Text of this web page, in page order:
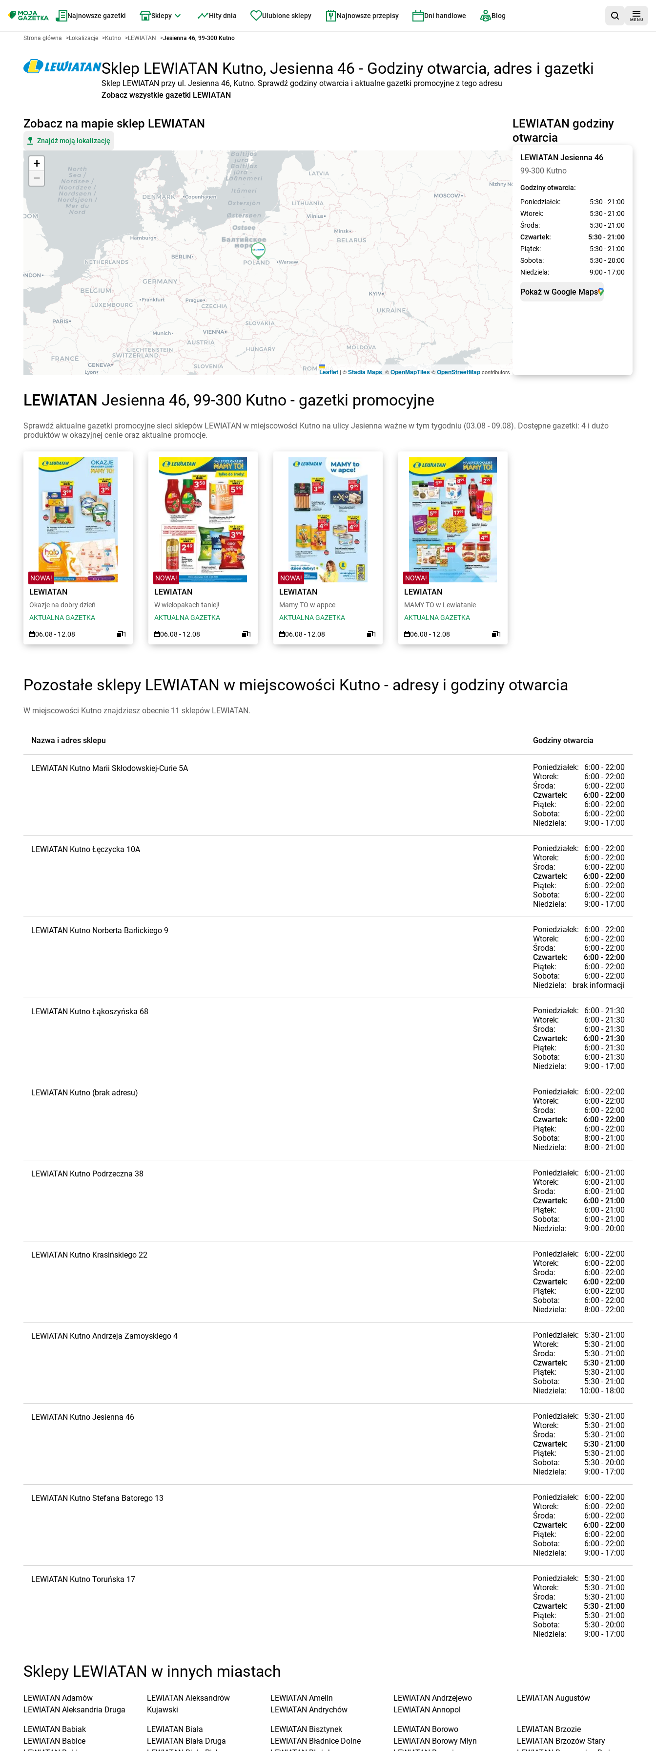
Najnowsze gazetki Sklepy Hity dnia Ulubione sklepy Najnowsze przepisy Dni handlowe Blog
MENU
Strona główna >Lokalizacje >Kutno >LEWIATAN >Jesienna 46, 99-300 Kutno
Sklep LEWIATAN Kutno, Jesienna 46 - Godziny otwarcia, adres i gazetki
Sklep LEWIATAN przy ul. Jesienna 46, Kutno. Sprawdź godziny otwarcia i aktualne gazetki promocyjne z tego adresu
Zobacz wszystkie gazetki LEWIATAN
LEWIATAN godziny
otwarcia
LEWIATAN Jesienna 46
99-300 Kutno
Godziny otwarcia:
Poniedziałek:
5:30 - 21:00
Wtorek:
5:30 - 21:00
Środa:
5:30 - 21:00
Czwartek:
5:30 - 21:00
Piątek:
5:30 - 21:00
Sobota:
5:30 - 20:00
Niedziela:
9:00 - 17:00
Pokaż w Google Maps
Zobacz na mapie sklep LEWIATAN
Znajdź moją lokalizację
+
−
Leaflet | ©Stadia Maps, ©OpenMapTiles©OpenStreetMapcontributors
LEWIATAN Jesienna 46, 99-300 Kutno - gazetki promocyjne
Sprawdź aktualne gazetki promocyjne sieci sklepów LEWIATAN w miejscowości Kutno na ulicy Jesienna ważne w tym tygodniu (03.08 - 09.08). Dostępne gazetki: 4 i dużo
produktów w okazyjnej cenie oraz aktualne promocje.
NOWA!
LEWIATAN
Okazje na dobry dzień
AKTUALNA GAZETKA
06.08 - 12.08 1
NOWA!
LEWIATAN
W wielopakach taniej!
AKTUALNA GAZETKA
06.08 - 12.08 1
NOWA!
LEWIATAN
Mamy TO w appce
AKTUALNA GAZETKA
06.08 - 12.08 1
NOWA!
LEWIATAN
MAMY TO w Lewiatanie
AKTUALNA GAZETKA
06.08 - 12.08 1
Pozostałe sklepy LEWIATAN w miejscowości Kutno - adresy i godziny otwarcia
W miejscowości Kutno znajdziesz obecnie 11 sklepów LEWIATAN.
Nazwa i adres sklepu Godziny otwarcia
LEWIATAN Kutno Marii Skłodowskiej-Curie 5A Poniedziałek:
6:00 - 22:00
Wtorek:
6:00 - 22:00
Środa:
6:00 - 22:00
Czwartek:
6:00 - 22:00
Piątek:
6:00 - 22:00
Sobota:
6:00 - 22:00
Niedziela:
9:00 - 17:00
LEWIATAN Kutno Łęczycka 10A Poniedziałek:
6:00 - 22:00
Wtorek:
6:00 - 22:00
Środa:
6:00 - 22:00
Czwartek:
6:00 - 22:00
Piątek:
6:00 - 22:00
Sobota:
6:00 - 22:00
Niedziela:
9:00 - 17:00
LEWIATAN Kutno Norberta Barlickiego 9 Poniedziałek:
6:00 - 22:00
Wtorek:
6:00 - 22:00
Środa:
6:00 - 22:00
Czwartek:
6:00 - 22:00
Piątek:
6:00 - 22:00
Sobota:
6:00 - 22:00
Niedziela:
brak informacji
LEWIATAN Kutno Łąkoszyńska 68 Poniedziałek:
6:00 - 21:30
Wtorek:
6:00 - 21:30
Środa:
6:00 - 21:30
Czwartek:
6:00 - 21:30
Piątek:
6:00 - 21:30
Sobota:
6:00 - 21:30
Niedziela:
9:00 - 17:00
LEWIATAN Kutno (brak adresu) Poniedziałek:
6:00 - 22:00
Wtorek:
6:00 - 22:00
Środa:
6:00 - 22:00
Czwartek:
6:00 - 22:00
Piątek:
6:00 - 22:00
Sobota:
8:00 - 21:00
Niedziela:
8:00 - 21:00
LEWIATAN Kutno Podrzeczna 38 Poniedziałek:
6:00 - 21:00
Wtorek:
6:00 - 21:00
Środa:
6:00 - 21:00
Czwartek:
6:00 - 21:00
Piątek:
6:00 - 21:00
Sobota:
6:00 - 21:00
Niedziela:
9:00 - 20:00
LEWIATAN Kutno Krasińskiego 22 Poniedziałek:
6:00 - 22:00
Wtorek:
6:00 - 22:00
Środa:
6:00 - 22:00
Czwartek:
6:00 - 22:00
Piątek:
6:00 - 22:00
Sobota:
6:00 - 22:00
Niedziela:
8:00 - 22:00
LEWIATAN Kutno Andrzeja Zamoyskiego 4 Poniedziałek:
5:30 - 21:00
Wtorek:
5:30 - 21:00
Środa:
5:30 - 21:00
Czwartek:
5:30 - 21:00
Piątek:
5:30 - 21:00
Sobota:
5:30 - 21:00
Niedziela:
10:00 - 18:00
LEWIATAN Kutno Jesienna 46 Poniedziałek:
5:30 - 21:00
Wtorek:
5:30 - 21:00
Środa:
5:30 - 21:00
Czwartek:
5:30 - 21:00
Piątek:
5:30 - 21:00
Sobota:
5:30 - 20:00
Niedziela:
9:00 - 17:00
LEWIATAN Kutno Stefana Batorego 13 Poniedziałek:
6:00 - 22:00
Wtorek:
6:00 - 22:00
Środa:
6:00 - 22:00
Czwartek:
6:00 - 22:00
Piątek:
6:00 - 22:00
Sobota:
6:00 - 22:00
Niedziela:
9:00 - 17:00
LEWIATAN Kutno Toruńska 17 Poniedziałek:
5:30 - 21:00
Wtorek:
5:30 - 21:00
Środa:
5:30 - 21:00
Czwartek:
5:30 - 21:00
Piątek:
5:30 - 21:00
Sobota:
5:30 - 20:00
Niedziela:
9:00 - 17:00
Sklepy LEWIATAN w innych miastach
LEWIATAN Adamów
LEWIATAN Aleksandria Druga
LEWIATAN Aleksandrów
Kujawski
LEWIATAN Amelin
LEWIATAN Andrychów
LEWIATAN Andrzejewo
LEWIATAN Annopol
LEWIATAN Augustów
LEWIATAN Babiak
LEWIATAN Babice
LEWIATAN Biała
LEWIATAN Biała Druga
LEWIATAN Bisztynek
LEWIATAN Bładnice Dolne
LEWIATAN Borowo
LEWIATAN Borowy Młyn
LEWIATAN Brzozie
LEWIATAN Brzozów Stary